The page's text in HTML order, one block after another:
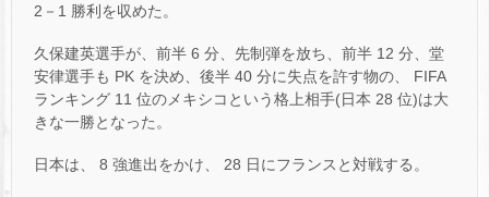
2－1 勝利を収めた。
久保建英選手が、前半 6 分、先制弾を放ち、前半 12 分、堂
安律選手も PK を決め、後半 40 分に失点を許す物の、 FIFA
ランキング 11 位のメキシコという格上相手(日本 28 位)は大
きな一勝となった。
日本は、 8 強進出をかけ、 28 日にフランスと対戦する。